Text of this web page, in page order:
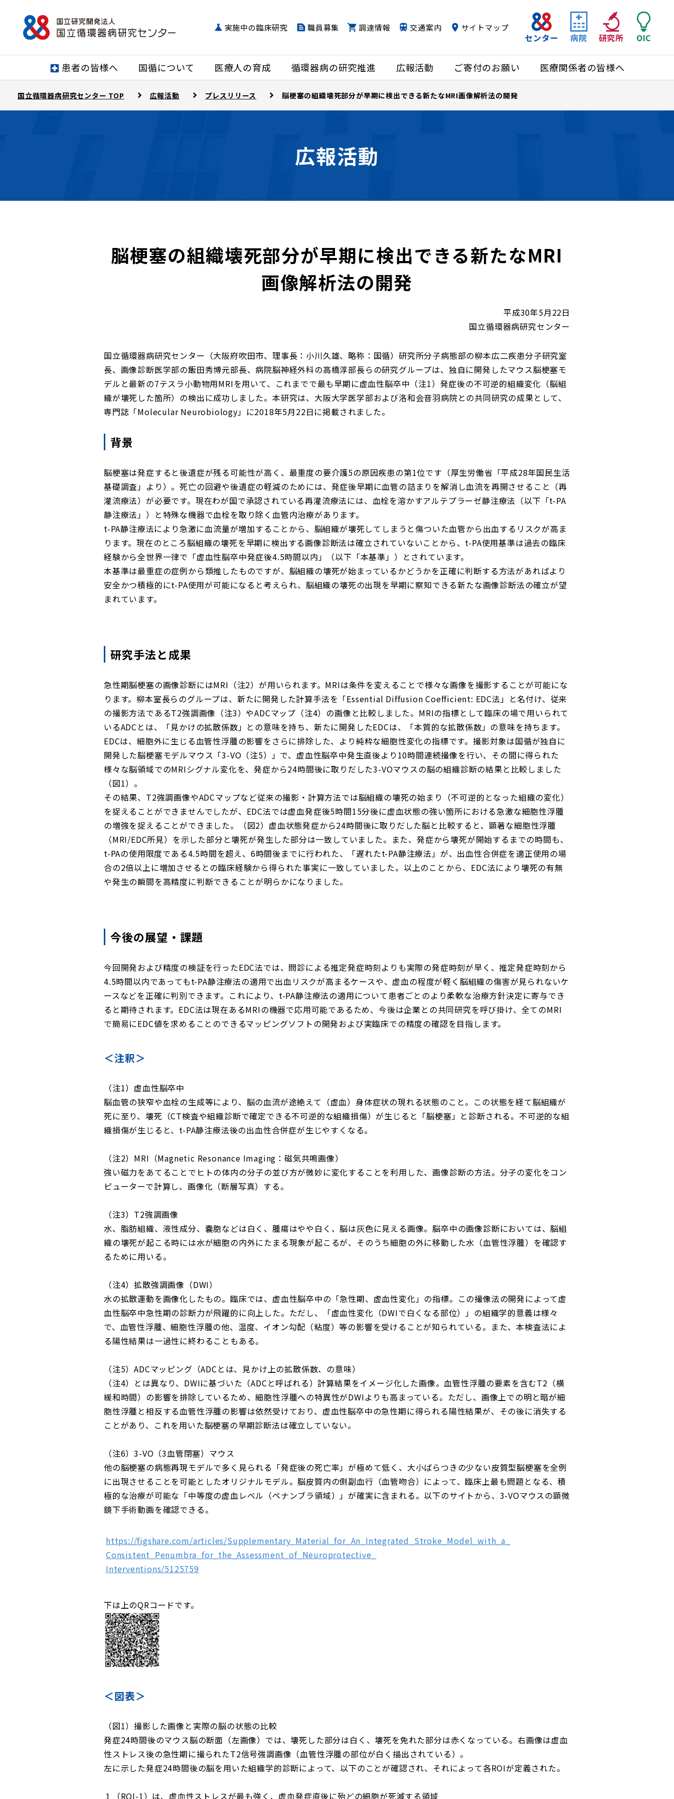
患者の皆様へ 国循について 医療人の育成 循環器病の研究推進 広報活動 ご寄付のお願い 医療関係者の皆様へ
センター 病院 研究所 OIC
実施中の臨床研究 職員募集 調達情報 交通案内 サイトマップ
国立循環器病研究センター TOP 広報活動 プレスリリース 脳梗塞の組織壊死部分が早期に検出できる新たなMRI画像解析法の開発
広報活動
脳梗塞の組織壊死部分が早期に検出できる新たなMRI
画像解析法の開発
平成30年5月22日
国立循環器病研究センター
国立循環器病研究センター（大阪府吹田市、理事長：小川久雄、略称：国循）研究所分子病態部の柳本広二疾患分子研究室
長、画像診断医学部の飯田秀博元部長、病院脳神経外科の高橋淳部長らの研究グループは、独自に開発したマウス脳梗塞モ
デルと最新の7テスラ小動物用MRIを用いて、これまでで最も早期に虚血性脳卒中（注1）発症後の不可逆的組織変化（脳組
織が壊死した箇所）の検出に成功しました。本研究は、大阪大学医学部および洛和会音羽病院との共同研究の成果として、
専門誌「Molecular Neurobiology」に2018年5月22日に掲載されました。
背景
脳梗塞は発症すると後遺症が残る可能性が高く、最重度の要介護5の原因疾患の第1位です（厚生労働省「平成28年国民生活
基礎調査」より）。死亡の回避や後遺症の軽減のためには、発症後早期に血管の詰まりを解消し血流を再開させること（再
灌流療法）が必要です。現在わが国で承認されている再灌流療法には、血栓を溶かすアルテプラーゼ静注療法（以下「t-PA
静注療法」）と特殊な機器で血栓を取り除く血管内治療があります。
t-PA静注療法により急激に血流量が増加することから、脳組織が壊死してしまうと傷ついた血管から出血するリスクが高ま
ります。現在のところ脳組織の壊死を早期に検出する画像診断法は確立されていないことから、t-PA使用基準は過去の臨床
経験から全世界一律で「虚血性脳卒中発症後4.5時間以内」（以下「本基準」）とされています。
本基準は最重症の症例から類推したものですが、脳組織の壊死が始まっているかどうかを正確に判断する方法があればより
安全かつ積極的にt-PA使用が可能になると考えられ、脳組織の壊死の出現を早期に察知できる新たな画像診断法の確立が望
まれています。
研究手法と成果
急性期脳梗塞の画像診断にはMRI（注2）が用いられます。MRIは条件を変えることで様々な画像を撮影することが可能にな
ります。柳本室長らのグループは、新たに開発した計算手法を「Essential Diffusion Coefficient: EDC法」と名付け、従来
の撮影方法であるT2強調画像（注3）やADCマップ（注4）の画像と比較しました。MRIの指標として臨床の場で用いられて
いるADCとは、「見かけの拡散係数」との意味を持ち、新たに開発したEDCは、「本質的な拡散係数」の意味を持ちます。
EDCは、細胞外に生じる血管性浮腫の影響をさらに排除した、より純粋な細胞性変化の指標です。撮影対象は国循が独自に
開発した脳梗塞モデルマウス「3-VO（注5）」で、虚血性脳卒中発生直後より10時間連続撮像を行い、その間に得られた
様々な脳領域でのMRIシグナル変化を、発症から24時間後に取りだした3-VOマウスの脳の組織診断の結果と比較しました
（図1）。
その結果、T2強調画像やADCマップなど従来の撮影・計算方法では脳組織の壊死の始まり（不可逆的となった組織の変化）
を捉えることができませんでしたが、EDC法では虚血発症後5時間15分後に虚血状態の強い箇所における急激な細胞性浮腫
の増強を捉えることができました。（図2）虚血状態発症から24時間後に取りだした脳と比較すると、顕著な細胞性浮腫
（MRI/EDC所見）を示した部分と壊死が発生した部分は一致していました。また、発症から壊死が開始するまでの時間も、
t-PAの使用限度である4.5時間を超え、6時間後までに行われた、「遅れたt-PA静注療法」が、出血性合併症を適正使用の場
合の2倍以上に増加させるとの臨床経験から得られた事実に一致していました。以上のことから、EDC法により壊死の有無
や発生の瞬間を高精度に判断できることが明らかになりました。
今後の展望・課題
今回開発および精度の検証を行ったEDC法では、問診による推定発症時刻よりも実際の発症時刻が早く、推定発症時刻から
4.5時間以内であってもt-PA静注療法の適用で出血リスクが高まるケースや、虚血の程度が軽く脳組織の傷害が見られないケ
ースなどを正確に判別できます。これにより、t-PA静注療法の適用について患者ごとのより柔軟な治療方針決定に寄与でき
ると期待されます。EDC法は現在あるMRIの機器で応用可能であるため、今後は企業との共同研究を呼び掛け、全てのMRI
で簡易にEDC値を求めることのできるマッピングソフトの開発および実臨床での精度の確認を目指します。
＜注釈＞
（注1）虚血性脳卒中
脳血管の狭窄や血栓の生成等により、脳の血流が途絶えて（虚血）身体症状の現れる状態のこと。この状態を経て脳組織が
死に至り、壊死（CT検査や組織診断で確定できる不可逆的な組織損傷）が生じると「脳梗塞」と診断される。不可逆的な組
織損傷が生じると、t-PA静注療法後の出血性合併症が生じやすくなる。
（注2）MRI（Magnetic Resonance Imaging：磁気共鳴画像）
強い磁力をあてることでヒトの体内の分子の並び方が微妙に変化することを利用した、画像診断の方法。分子の変化をコン
ピューターで計算し、画像化（断層写真）する。
（注3）T2強調画像
水、脂肪組織、液性成分、嚢胞などは白く、腫瘍はやや白く、脳は灰色に見える画像。脳卒中の画像診断においては、脳組
織の壊死が起こる時には水が細胞の内外にたまる現象が起こるが、そのうち細胞の外に移動した水（血管性浮腫）を確認す
るために用いる。
（注4）拡散強調画像（DWI）
水の拡散運動を画像化したもの。臨床では、虚血性脳卒中の「急性期、虚血性変化」の指標。この撮像法の開発によって虚
血性脳卒中急性期の診断力が飛躍的に向上した。ただし、「虚血性変化（DWIで白くなる部位）」の組織学的意義は様々
で、血管性浮腫、細胞性浮腫の他、温度、イオン勾配（粘度）等の影響を受けることが知られている。また、本検査法によ
る陽性結果は一過性に終わることもある。
（注5）ADCマッピング（ADCとは、見かけ上の拡散係数、の意味）
（注4）とは異なり、DWIに基づいた（ADCと呼ばれる）計算結果をイメージ化した画像。血管性浮腫の要素を含むT2（横
緩和時間）の影響を排除しているため、細胞性浮腫への特異性がDWIよりも高まっている。ただし、画像上での明と暗が細
胞性浮腫と相反する血管性浮腫の影響は依然受けており、虚血性脳卒中の急性期に得られる陽性結果が、その後に消失する
ことがあり、これを用いた脳梗塞の早期診断法は確立していない。
（注6）3-VO（3血管閉塞）マウス
他の脳梗塞の病態再現モデルで多く見られる「発症後の死亡率」が極めて低く、大小ばらつきの少ない皮質型脳梗塞を全例
に出現させることを可能としたオリジナルモデル。脳皮質内の側副血行（血管吻合）によって、臨床上最も問題となる、積
極的な治療が可能な「中等度の虚血レベル（ペナンブラ領域）」が確実に含まれる。以下のサイトから、3-VOマウスの顕微
鏡下手術動画を確認できる。
https://figshare.com/articles/Supplementary_Material_for_An_Integrated_Stroke_Model_with_a_
Consistent_Penumbra_for_the_Assessment_of_Neuroprotective_
Interventions/5125759
下は上のQRコードです。
＜図表＞
（図1）撮影した画像と実際の脳の状態の比較
発症24時間後のマウス脳の断面（左画像）では、壊死した部分は白く、壊死を免れた部分は赤くなっている。右画像は虚血
性ストレス後の急性期に撮られたT2信号強調画像（血管性浮腫の部位が白く描出されている）。
左に示した発症24時間後の脳を用いた組織学的診断によって、以下のことが確認され、それによって各ROIが定義された。
１（ROI-1）は、虚血性ストレスが最も強く、虚血発症直後に殆どの細胞が死滅する領域